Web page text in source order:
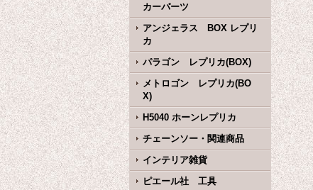
カーパーツ
アンジェラス BOX レプリ
カ
パラゴン レプリカ(BOX)
メトロゴン レプリカ(BO
X)
H5040 ホーンレプリカ
チェーンソー・関連商品
インテリア雑貨
ピエール社 工具